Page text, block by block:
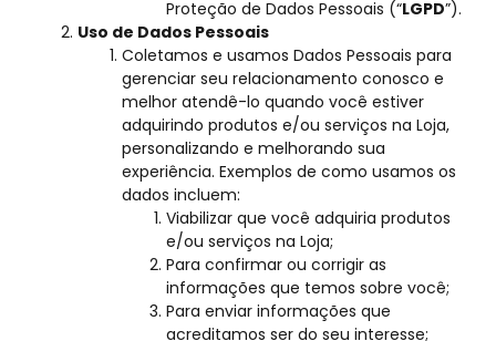
Proteção de Dados Pessoais (“LGPD”).
Uso de Dados Pessoais
Coletamos e usamos Dados Pessoais para
gerenciar seu relacionamento conosco e
melhor atendê-lo quando você estiver
adquirindo produtos e/ou serviços na Loja,
personalizando e melhorando sua
experiência. Exemplos de como usamos os
dados incluem:
Viabilizar que você adquiria produtos
e/ou serviços na Loja;
Para confirmar ou corrigir as
informações que temos sobre você;
Para enviar informações que
acreditamos ser do seu interesse;